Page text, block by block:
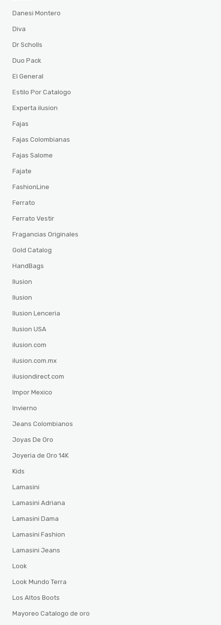
Danesi Montero
Diva
Dr Scholls
Duo Pack
El General
Estilo Por Catalogo
Experta ilusion
Fajas
Fajas Colombianas
Fajas Salome
Fajate
FashionLine
Ferrato
Ferrato Vestir
Fragancias Originales
Gold Catalog
HandBags
Ilusion
Ilusion
Ilusion Lenceria
Ilusion USA
ilusion.com
ilusion.com.mx
ilusiondirect.com
Impor Mexico
Invierno
Jeans Colombianos
Joyas De Oro
Joyeria de Oro 14K
Kids
Lamasini
Lamasini Adriana
Lamasini Dama
Lamasini Fashion
Lamasini Jeans
Look
Look Mundo Terra
Los Altos Boots
Mayoreo Catalogo de oro